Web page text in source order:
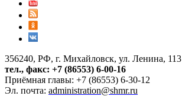
356240, РФ, г. Михайловск, ул. Ленина, 113
тел., факс: +7 (86553) 6-00-16
Приёмная главы: +7 (86553) 6-30-12
Эл. почта: administration@shmr.ru